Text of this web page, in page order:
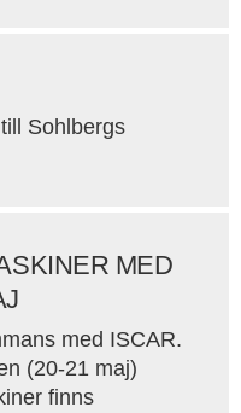
Sohlbergs
MED
med ISCAR.
(20-21 maj)
finns